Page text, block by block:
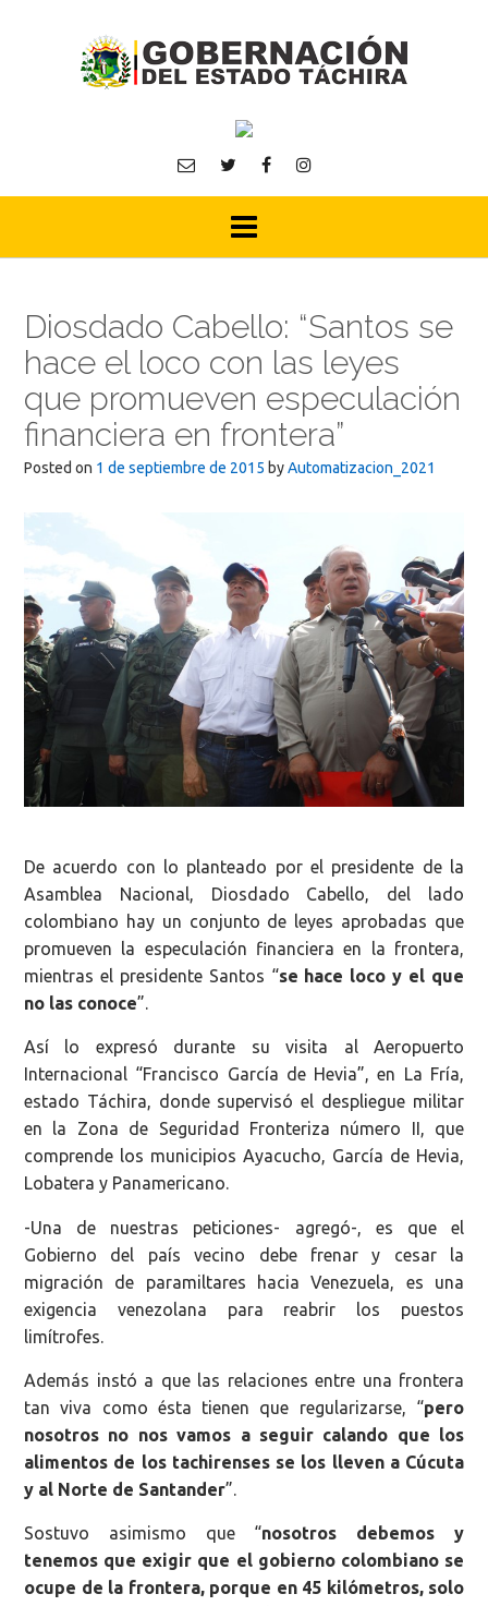
Diosdado Cabello: “Santos se
hace el loco con las leyes
que promueven especulación
financiera en frontera”
Posted on 1 de septiembre de 2015 byAutomatizacion_2021
De acuerdo con lo planteado por el presidente de la
Asamblea Nacional, Diosdado Cabello, del lado
colombiano hay un conjunto de leyes aprobadas que
promueven la especulación financiera en la frontera,
mientras el presidente Santos “se hace loco y el que
no las conoce”.
Así lo expresó durante su visita al Aeropuerto
Internacional “Francisco García de Hevia”, en La Fría,
estado Táchira, donde supervisó el despliegue militar
en la Zona de Seguridad Fronteriza número II, que
comprende los municipios Ayacucho, García de Hevia,
Lobatera y Panamericano.
-Una de nuestras peticiones- agregó-, es que el
Gobierno del país vecino debe frenar y cesar la
migración de paramiltares hacia Venezuela, es una
exigencia venezolana para reabrir los puestos
limítrofes.
Además instó a que las relaciones entre una frontera
tan viva como ésta tienen que regularizarse, “pero
nosotros no nos vamos a seguir calando que los
alimentos de los tachirenses se los lleven a Cúcuta
y al Norte de Santander”.
Sostuvo asimismo que “nosotros debemos y
tenemos que exigir que el gobierno colombiano se
ocupe de la frontera, porque en 45 kilómetros, solo